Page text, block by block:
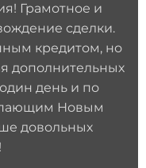
Грамотное и
сделки.
кредитом, но
дополнительных
день и по
Новым
довольных